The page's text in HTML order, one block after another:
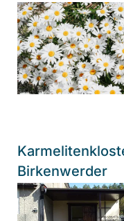
Birkenwerder